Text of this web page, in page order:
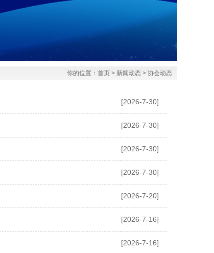
你的位置： 首页 > 新闻动态 > 协会动态
[2026-7-30]
[2026-7-30]
[2026-7-30]
[2026-7-30]
[2026-7-20]
[2026-7-16]
[2026-7-16]